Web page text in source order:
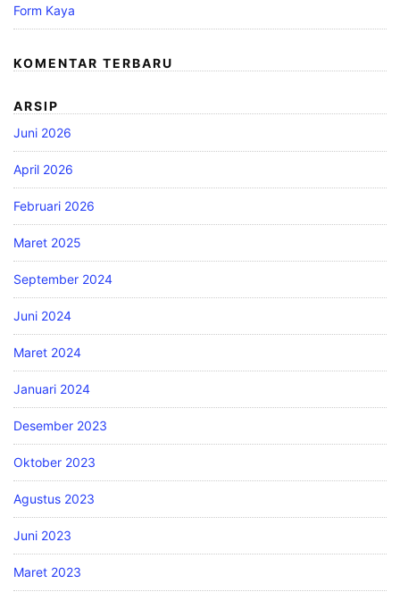
Form Kaya
KOMENTAR TERBARU
ARSIP
Juni 2026
April 2026
Februari 2026
Maret 2025
September 2024
Juni 2024
Maret 2024
Januari 2024
Desember 2023
Oktober 2023
Agustus 2023
Juni 2023
Maret 2023